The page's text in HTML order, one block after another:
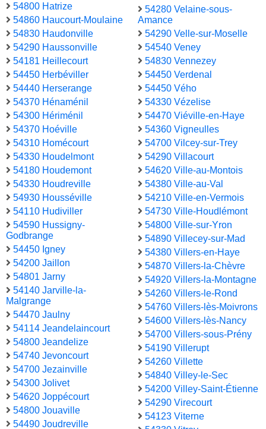
54800 Hatrize
54860 Haucourt-Moulaine
54830 Haudonville
54290 Haussonville
54181 Heillecourt
54450 Herbéviller
54440 Herserange
54370 Hénaménil
54300 Hériménil
54370 Hoéville
54310 Homécourt
54330 Houdelmont
54180 Houdemont
54330 Houdreville
54930 Housséville
54110 Hudiviller
54590 Hussigny-
Godbrange
54450 Igney
54200 Jaillon
54801 Jarny
54140 Jarville-la-
Malgrange
54470 Jaulny
54114 Jeandelaincourt
54800 Jeandelize
54740 Jevoncourt
54700 Jezainville
54300 Jolivet
54620 Joppécourt
54800 Jouaville
54490 Joudreville
54280 Velaine-sous-
Amance
54290 Velle-sur-Moselle
54540 Veney
54830 Vennezey
54450 Verdenal
54450 Vého
54330 Vézelise
54470 Viéville-en-Haye
54360 Vigneulles
54700 Vilcey-sur-Trey
54290 Villacourt
54620 Ville-au-Montois
54380 Ville-au-Val
54210 Ville-en-Vermois
54730 Ville-Houdlémont
54800 Ville-sur-Yron
54890 Villecey-sur-Mad
54380 Villers-en-Haye
54870 Villers-la-Chèvre
54920 Villers-la-Montagne
54260 Villers-le-Rond
54760 Villers-lès-Moivrons
54600 Villers-lès-Nancy
54700 Villers-sous-Prény
54190 Villerupt
54260 Villette
54840 Villey-le-Sec
54200 Villey-Saint-Étienne
54290 Virecourt
54123 Viterne